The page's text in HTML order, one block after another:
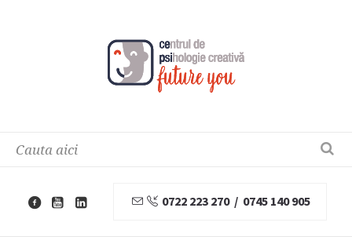
0722 223 270 / 0745 140 905